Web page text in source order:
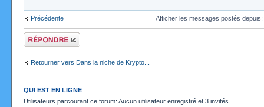
Précédente Afficher les messages postés depuis:
Répondre
Retourner vers Dans la niche de Krypto...
QUI EST EN LIGNE
Utilisateurs parcourant ce forum: Aucun utilisateur enregistré et 3 invités